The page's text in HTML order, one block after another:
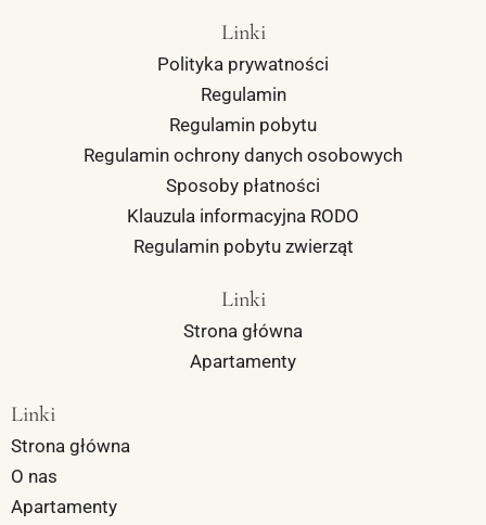
Linki
Polityka prywatności
Regulamin
Regulamin pobytu
Regulamin ochrony danych osobowych
Sposoby płatności
Klauzula informacyjna RODO
Regulamin pobytu zwierząt
Linki
Strona główna
Apartamenty
Linki
Strona główna
O nas
Apartamenty